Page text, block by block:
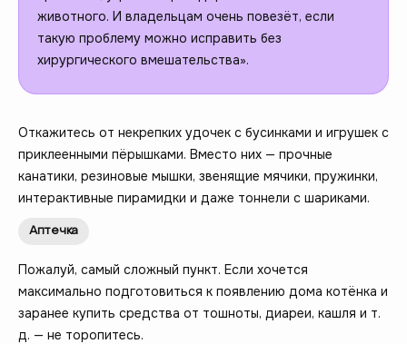
животного. И владельцам очень повезёт, если
такую проблему можно исправить без
хирургического вмешательства».
Откажитесь от некрепких удочек с бусинками и игрушек с
приклеенными пёрышками. Вместо них — прочные
канатики, резиновые мышки, звенящие мячики, пружинки,
интерактивные пирамидки и даже тоннели с шариками.
Аптечка
Пожалуй, самый сложный пункт. Если хочется
максимально подготовиться к появлению дома котёнка и
заранее купить средства от тошноты, диареи, кашля и т.
д. — не торопитесь.